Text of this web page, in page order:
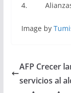
4. Alianzas
Image by
AFP Crecer
servicios al